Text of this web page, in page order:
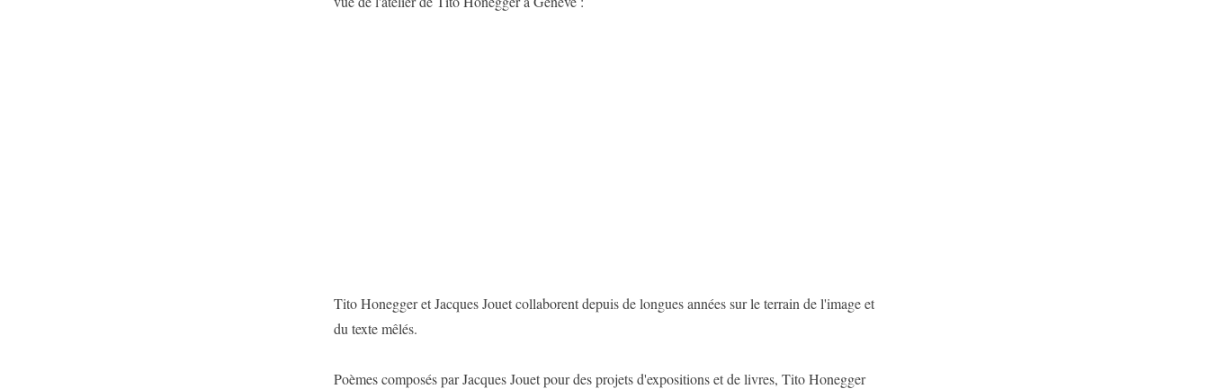
Tito Honegger et Jacques Jouet collaborent depuis de longues années sur le terrain de l'image et
du texte mêlés.
Poèmes composés par Jacques Jouet pour des projets d'expositions et de livres, Tito Honegger